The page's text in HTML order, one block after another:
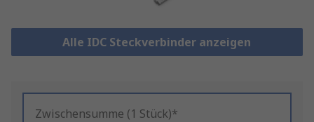
Alle IDC Steckverbinder anzeigen
Zwischensumme (1 Stück)*